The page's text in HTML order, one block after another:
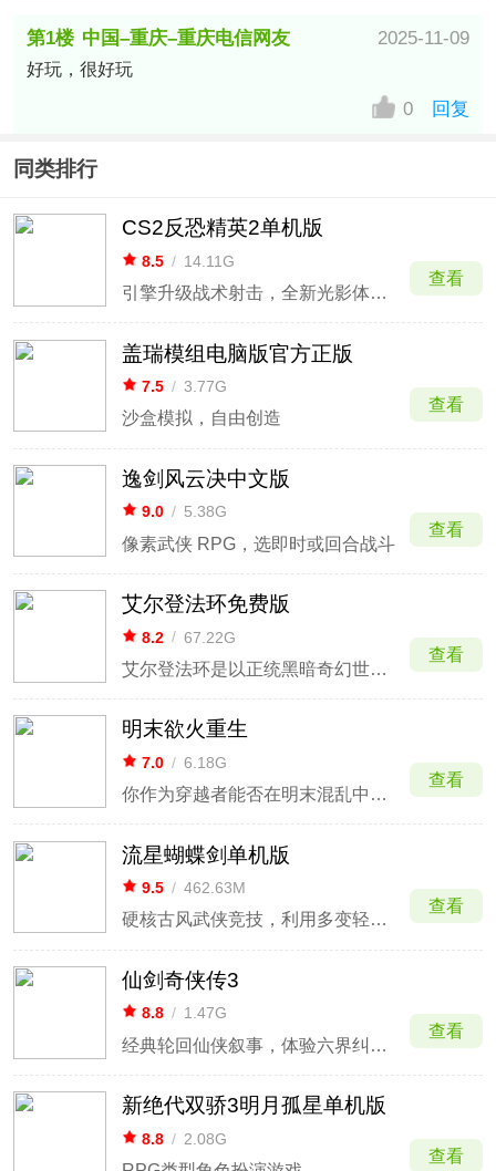
第1楼 中国–重庆–重庆电信网友 2025-11-09
好玩，很好玩
0 回复
同类排行
CS2反恐精英2单机版
8.5 / 14.11G
引擎升级战术射击，全新光影体验硬核火。
查看
盖瑞模组电脑版官方正版
7.5 / 3.77G
沙盒模拟，自由创造
查看
逸剑风云决中文版
9.0 / 5.38G
像素武侠 RPG，选即时或回合战斗
查看
艾尔登法环免费版
8.2 / 67.22G
艾尔登法环是以正统黑暗奇幻世界为舞台的动作RPG游戏。
查看
明末欲火重生
7.0 / 6.18G
你作为穿越者能否在明末混乱中逆袭成功
查看
流星蝴蝶剑单机版
9.5 / 462.63M
硬核古风武侠竞技，利用多变轻功与招式决战巅峰。
查看
仙剑奇侠传3
8.8 / 1.47G
经典轮回仙侠叙事，体验六界纠葛与御剑飞行。
查看
新绝代双骄3明月孤星单机版
8.8 / 2.08G
查看